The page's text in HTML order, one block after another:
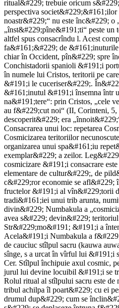
ritual&#229; trebuie oricum
perspectiva societ&#229;&#161;ilor
noastr&#229;“ nu este înc&#229; o
„înst&#229;pîne&#191;ti“ peste un
altfel spus consacrîndu l. Acest
fa&#161;&#229; de &#161;inuturile
chiar în Occident, pîn&#229; spre
Conchistadorii spanioli &#191;i
în numele lui Cristos, teritorii pe
&#191;i le cuceriser&#229;.
&#161;inutul &#191;i însemna într
na&#191;tere“: prin Cristos, „cele
au f&#229;cut noi“ (II, Corinteni, 5,
descoperit&#229; era
Consacrarea unui loc: repetarea
Cosmicizarea teritoriilor
organizarea unui spa&#161;iu
exemplar&#229; a zeilor.
cosmicizare &#191;i consacrare
elementare de cultur&#229;, de
c&#229;ror economie se afl&#229;
fructelor &#191;i al vîn&#229;torii
tradi&#161;iei unui trib arunta,
divin&#229; Numbakula a
avea s&#229; devin&#229;
Str&#229;mo&#191; &#191;i a
Acela&#191;i Numbakula a
de cauciuc stîlpul sacru (kauwa
sînge, s a urcat în vîrful lui &#191;i
Cer. Stîlpul închipuie axul cosmic,
jurul lui devine locuibil &#191;i se
Rolul ritual al stîlpului sacru este de
tribul achilpa îl poart&#229; cu ei
drumul dup&#229; cum se